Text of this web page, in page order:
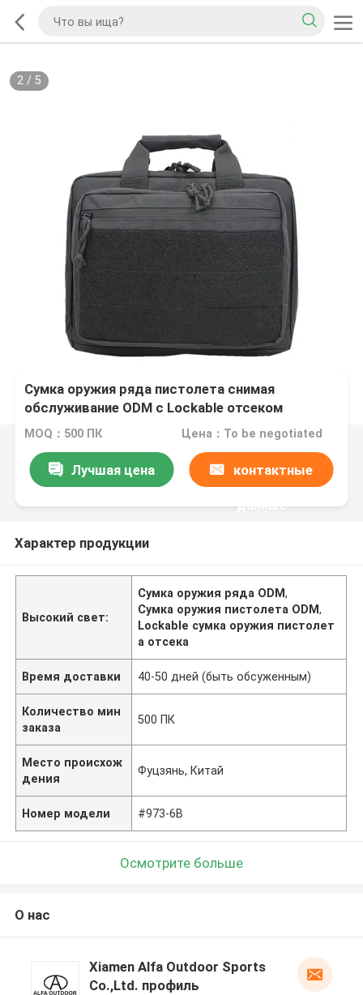
2/ 5
Сумка оружия ряда пистолета снимая
обслуживание ODM с Lockable отсеком
MOQ：500 ПК Цена：To be negotiated
Лучшая цена контактные
данные
Характер продукции
Высокий свет:
Сумка оружия ряда ODM,
Сумка оружия пистолета ODM,
Lockable сумка оружия пистолет
а отсека
Время доставки 40-50 дней (быть обсуженным)
Количество мин
заказа
500 ПК
Место происхож
дения
Фуцзянь, Китай
Номер модели #973-6B
Осмотрите больше
О нас
Xiamen Alfa Outdoor Sports
Co.,Ltd. профиль